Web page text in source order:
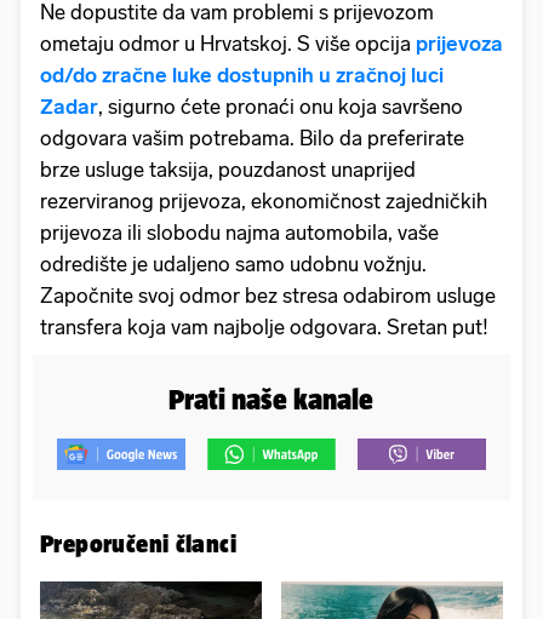
Ne dopustite da vam problemi s prijevozom
ometaju odmor u Hrvatskoj. S više opcija prijevoza
od/do zračne luke dostupnih u zračnoj luci
Zadar, sigurno ćete pronaći onu koja savršeno
odgovara vašim potrebama. Bilo da preferirate
brze usluge taksija, pouzdanost unaprijed
rezerviranog prijevoza, ekonomičnost zajedničkih
prijevoza ili slobodu najma automobila, vaše
odredište je udaljeno samo udobnu vožnju.
Započnite svoj odmor bez stresa odabirom usluge
transfera koja vam najbolje odgovara. Sretan put!
Prati naše kanale
Preporučeni članci